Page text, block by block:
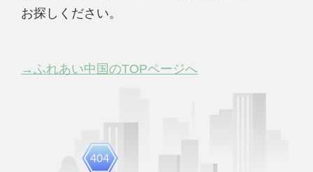
お探しください。
→ふれあい中国のTOPページへ